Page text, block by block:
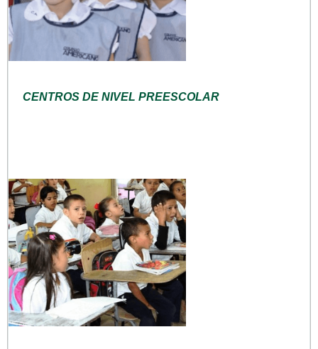
CENTROS DE NIVEL PREESCOLAR